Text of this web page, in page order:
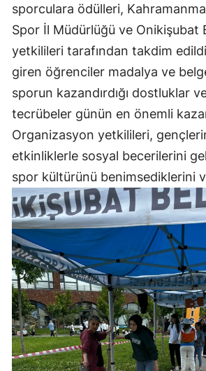
sporculara ödülleri,
Spor İl Müdürlüğü ve Onikişubat
yetkilileri tarafından takdim
giren öğrenciler madalya ve
sporun kazandırdığı dostluklar
tecrübeler günün en önemli
Organizasyon yetkilileri,
etkinliklerle sosyal becerilerini
spor kültürünü benimsediklerini